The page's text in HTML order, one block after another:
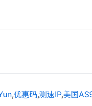
,优惠码,测速IP,美国